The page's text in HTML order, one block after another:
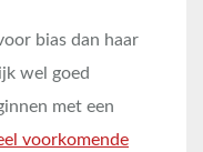
bias dan haar
wel goed
met een
voorkomende